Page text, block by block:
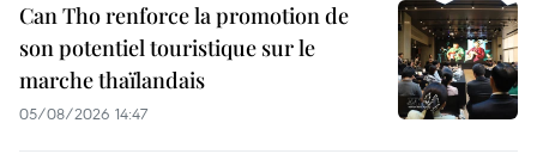
Can Tho renforce la promotion de
son potentiel touristique sur le
marche thaïlandais
05/08/2026 14:47